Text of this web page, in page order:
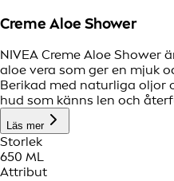
Creme Aloe Shower
NIVEA Creme Aloe Shower
aloe vera som ger en mjuk
Berikad med naturliga oljor
hud som känns len och
Läs mer
Storlek
650 ML
Attribut